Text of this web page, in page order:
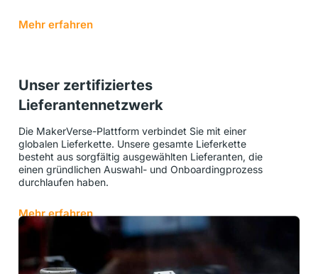
Mehr erfahren
Unser zertifiziertes
Lieferantennetzwerk
Die MakerVerse-Plattform verbindet Sie mit einer
globalen Lieferkette. Unsere gesamte Lieferkette
besteht aus sorgfältig ausgewählten Lieferanten, die
einen gründlichen Auswahl- und Onboardingprozess
durchlaufen haben.
Mehr erfahren